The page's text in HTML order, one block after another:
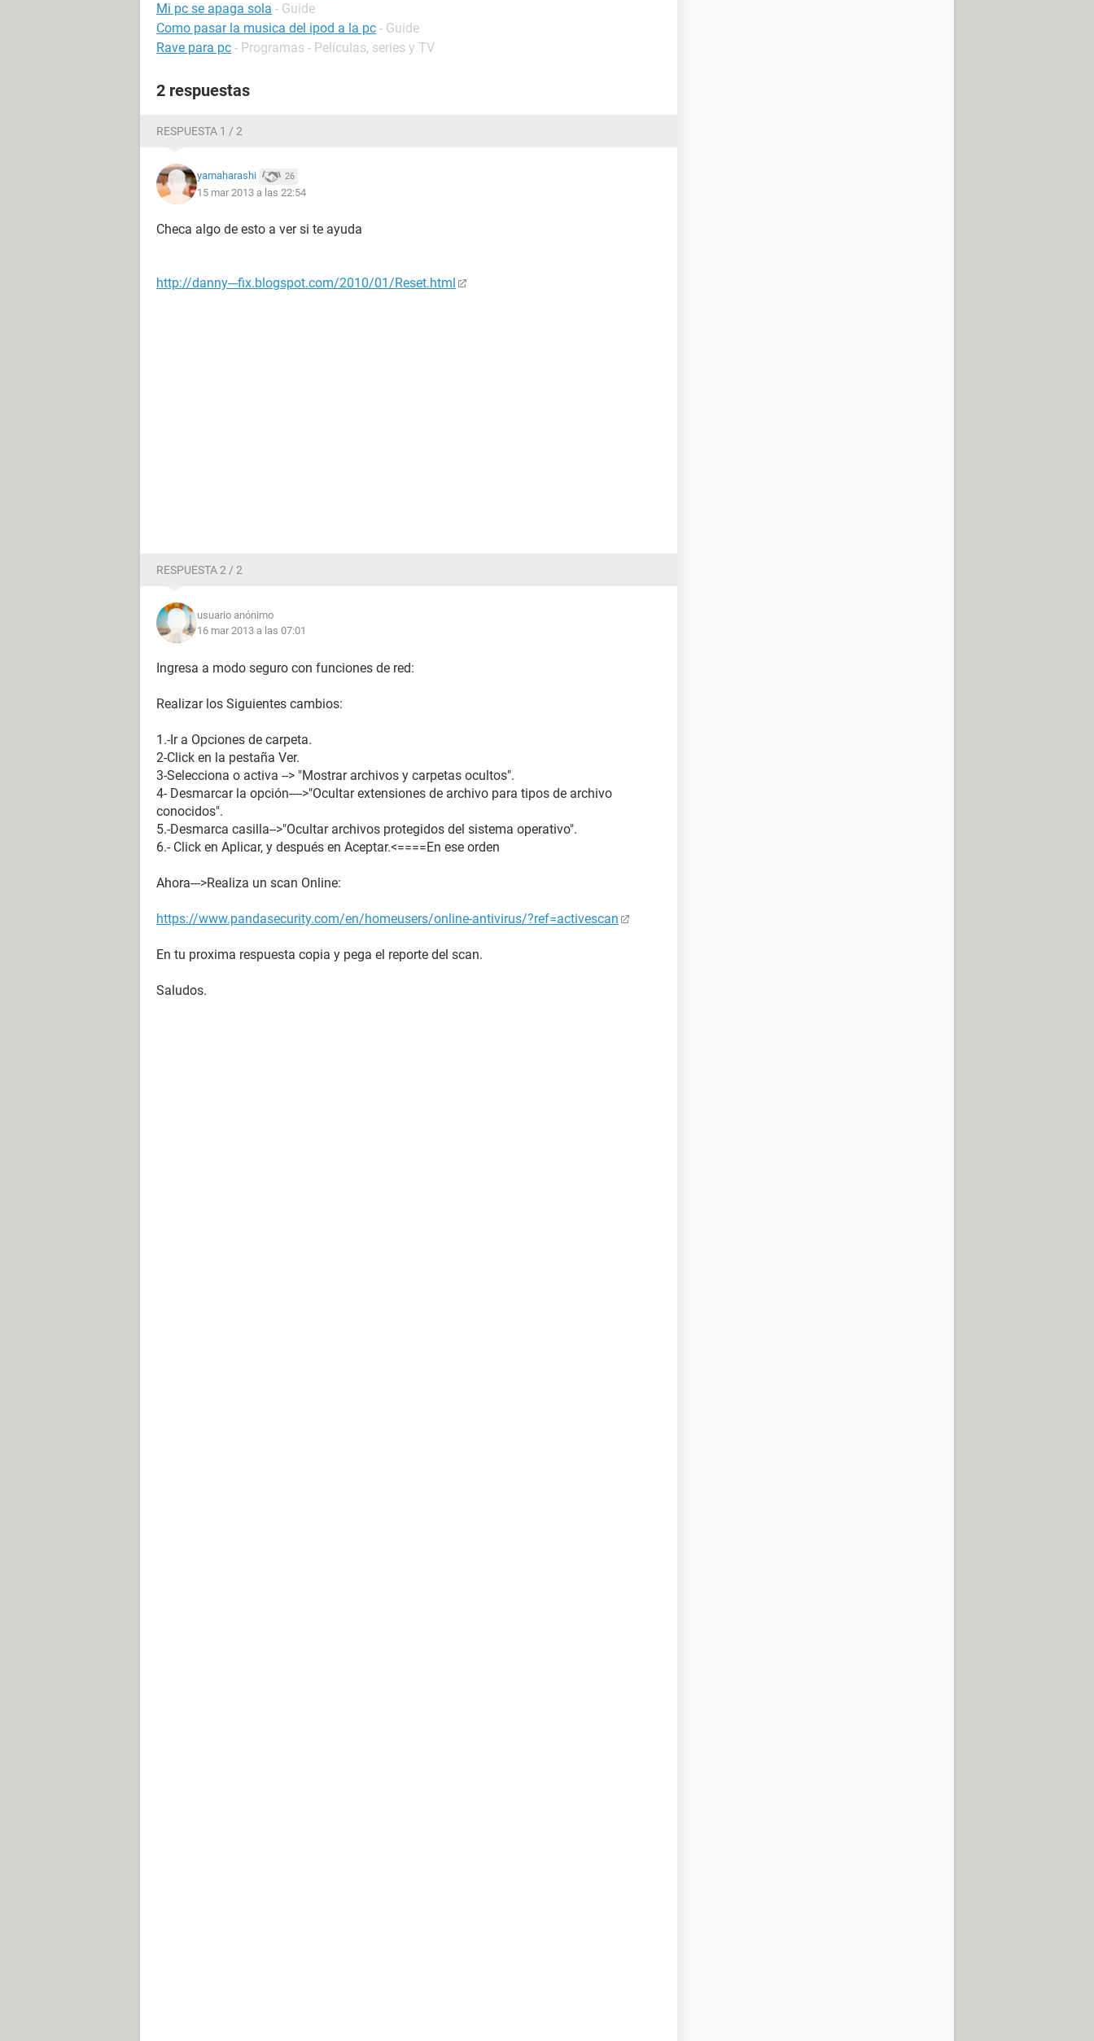
Mi pc se apaga sola - Guide
Como pasar la musica del ipod a la pc - Guide
Rave para pc - Programas - Películas, series y TV
2 respuestas
RESPUESTA 1 / 2
yamaharashi 26
15 mar 2013 a las 22:54
Checa algo de esto a ver si te ayuda
http://danny---fix.blogspot.com/2010/01/Reset.html
RESPUESTA 2 / 2
usuario anónimo
16 mar 2013 a las 07:01
Ingresa a modo seguro con funciones de red:
Realizar los Siguientes cambios:
1.-Ir a Opciones de carpeta.
2-Click en la pestaña Ver.
3-Selecciona o activa --> "Mostrar archivos y carpetas ocultos".
4- Desmarcar la opción---->"Ocultar extensiones de archivo para tipos de archivo
conocidos".
5.-Desmarca casilla-->"Ocultar archivos protegidos del sistema operativo".
6.- Click en Aplicar, y después en Aceptar.<====En ese orden
Ahora--->Realiza un scan Online:
https://www.pandasecurity.com/en/homeusers/online-antivirus/?ref=activescan
En tu proxima respuesta copia y pega el reporte del scan.
Saludos.